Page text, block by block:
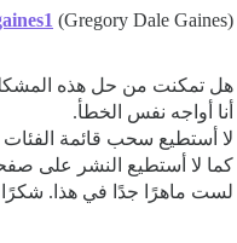
(Gregory Dale Gaines)
هل تمكنت من حل هذه
أنا أواجه نفس الخطأ.
لا أستطيع سحب قائمة
كما لا أستطيع النشر على
لست ماهرًا جدًا في هذا. شكرًا